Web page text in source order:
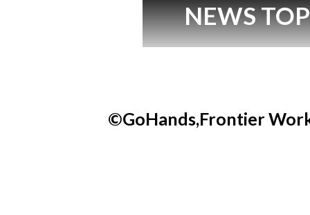
NEWS TOP
©GoHands,Frontier